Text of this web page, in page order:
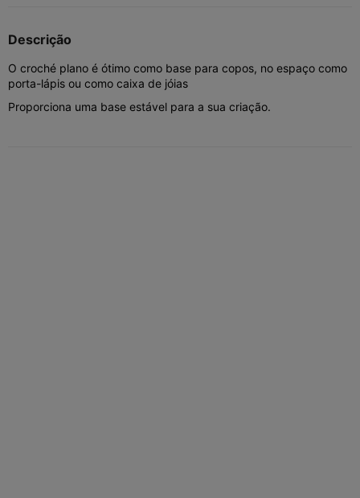
Descrição
O croché plano é ótimo como base para copos, no espaço como
porta-lápis ou como caixa de jóias
Proporciona uma base estável para a sua criação.